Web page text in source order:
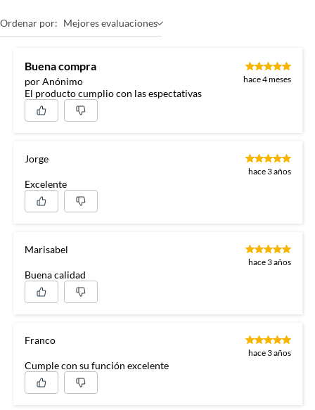
Ordenar por: Mejores evaluaciones
Buena compra
por Anónimo hace 4 meses
El producto cumplio con las espectativas
Jorge
hace 3 años
Excelente
Marisabel
hace 3 años
Buena calidad
Franco
hace 3 años
Cumple con su función excelente